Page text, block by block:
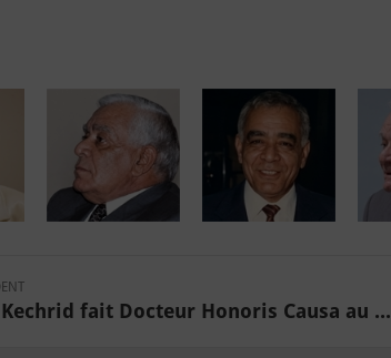
fait Docteur Honoris Causa au ...